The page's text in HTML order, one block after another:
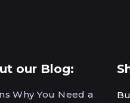
our Blog:
Why You Need a